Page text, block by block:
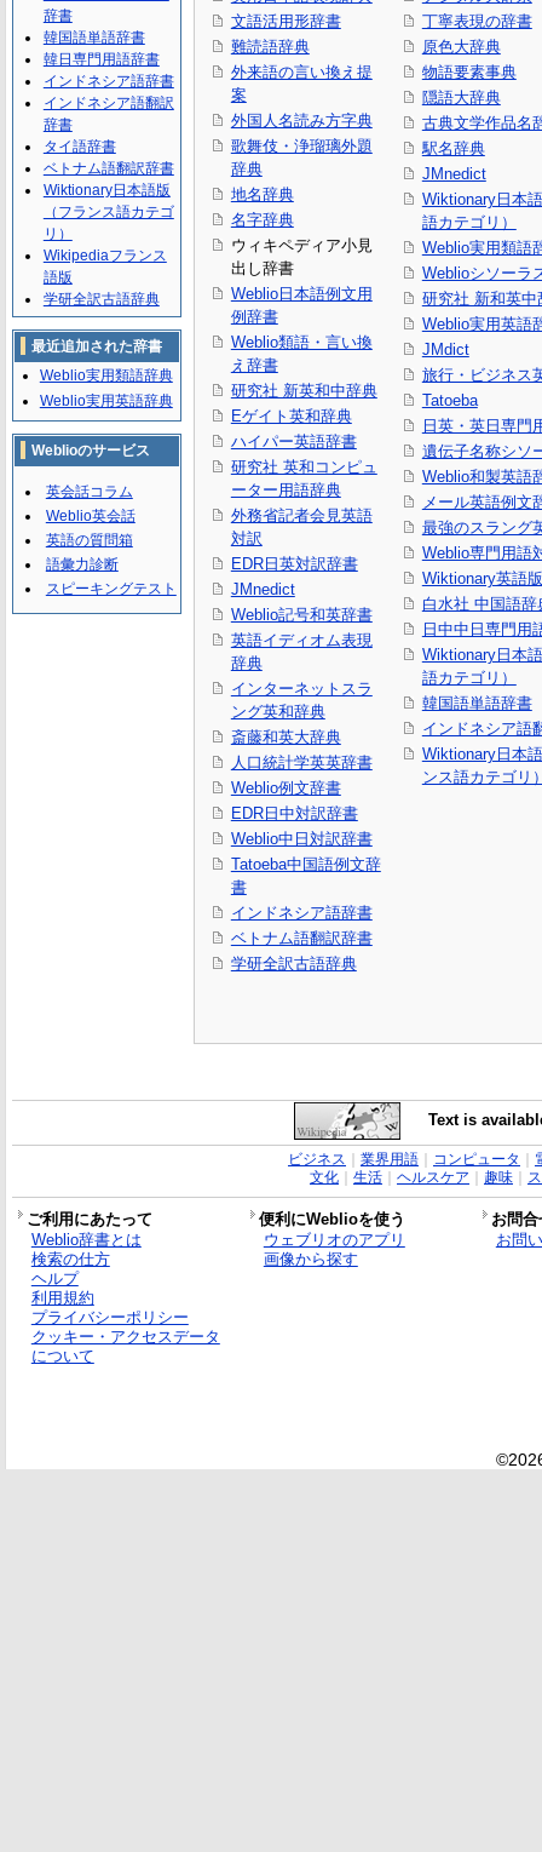
文語活用形辞書
難読語辞典
外来語の言い換え提
案
外国人名読み方字典
歌舞伎・浄瑠璃外題
辞典
地名辞典
名字辞典
ウィキペディア小見
出し辞書
Weblio日本語例文用
例辞書
Weblio類語・言い換
え辞書
研究社 新英和中辞典
Eゲイト英和辞典
ハイパー英語辞書
研究社 英和コンピュ
ーター用語辞典
外務省記者会見英語
対訳
EDR日英対訳辞書
JMnedict
Weblio記号和英辞書
英語イディオム表現
辞典
インターネットスラ
ング英和辞典
斎藤和英大辞典
人口統計学英英辞書
Weblio例文辞書
EDR日中対訳辞書
Weblio中日対訳辞書
Tatoeba中国語例文辞
書
インドネシア語辞書
ベトナム語翻訳辞書
学研全訳古語辞典
丁寧表現の辞書
原色大辞典
物語要素事典
隠語大辞典
古典文学作品名
駅名辞典
JMnedict
Wiktionary日本
語カテゴリ）
Weblio実用類語
Weblioシソーラ
研究社 新和英中
Weblio実用英語
JMdict
旅行・ビジネス
Tatoeba
日英・英日専門
遺伝子名称シソ
Weblio和製英語
メール英語例文
最強のスラング
Weblio専門用語
Wiktionary英語版
白水社 中国語辞
日中中日専門用
Wiktionary日本
語カテゴリ）
韓国語単語辞書
インドネシア語
Wiktionary日本
ンス語カテゴリ
辞書
韓国語単語辞書
韓日専門用語辞書
インドネシア語辞書
インドネシア語翻訳
辞書
タイ語辞書
ベトナム語翻訳辞書
Wiktionary日本語版
（フランス語カテゴ
リ）
Wikipediaフランス
語版
学研全訳古語辞典
最近追加された辞書
Weblio実用類語辞典
Weblio実用英語辞典
Weblioのサービス
英会話コラム
Weblio英会話
英語の質問箱
語彙力診断
スピーキングテスト
Text is
ビジネス 業界用語｜ コンピュータ
文化｜ 生活｜ ヘルスケア 趣味｜
ご利用にあたって 便利にWeblioを使う
お問
Weblio辞書とは
検索の仕方
ヘルプ
利用規約
プライバシーポリシー
クッキー・アクセスデータ
について
ウェブリオのアプリ
画像から探す
お問